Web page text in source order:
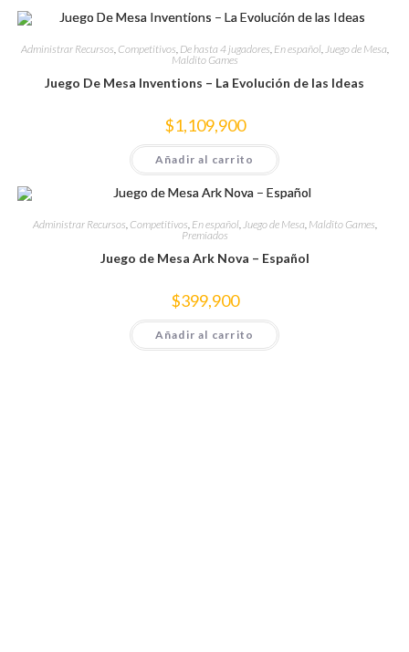
Administrar Recursos Competitivos De hasta 4 jugadores En español, Juego de Mesa
Maldito Games
Juego De Mesa Inventions – La Evolución de las Ideas
$1,109,900
Añadir al carrito
Administrar Recursos, Competitivos, En español,Juego de Mesa, Maldito Games,
Premiados
Juego de Mesa Ark Nova – Español
$399,900
Añadir al carrito